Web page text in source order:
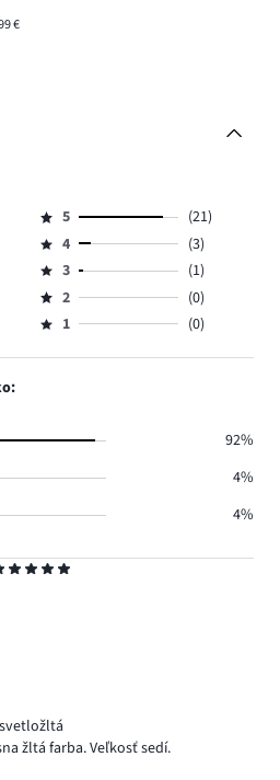
€
žltá farba. Veľkosť sedí.
Hodnotenie
5,
počet
hlasov
21.
5
(21)
Hodnotenie
4,
počet
hlasov
4
(3)
Hodnotenie
3,
počet
3
(1)
Hodnotenie
2,
2
(0)
Hodnotenie
1,
1 (0)
92%
4%
4%